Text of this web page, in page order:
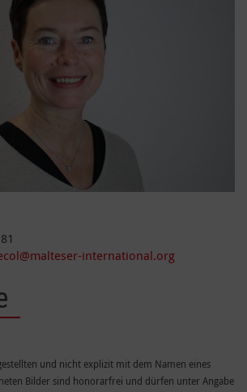
international.org
und nicht explizit mit dem Namen eines
Bilder sind honorarfrei und dürfen unter Angabe